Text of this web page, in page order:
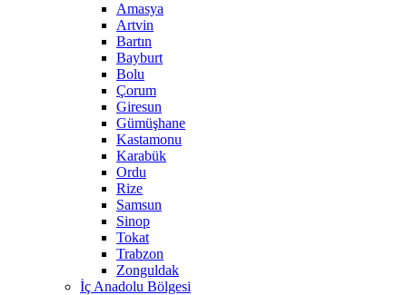
Amasya
Artvin
Bartın
Bayburt
Bolu
Çorum
Giresun
Gümüşhane
Kastamonu
Karabük
Ordu
Rize
Samsun
Sinop
Tokat
Trabzon
Zonguldak
İç Anadolu Bölgesi